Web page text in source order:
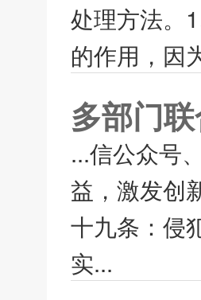
处理方法。
的作用，因
多部门
...信公众号
益，激发创
十九条：侵
实...